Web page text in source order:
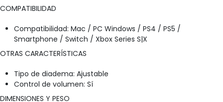
COMPATIBILIDAD
Compatibilidad: Mac / PC Windows / PS4 / PS5 /
Smartphone / Switch / Xbox Series S|X
OTRAS CARACTERÍSTICAS
Tipo de diadema: Ajustable
Control de volumen: Sí
DIMENSIONES Y PESO